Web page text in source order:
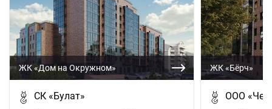
ЖК «Дом на Окружном»
СК «Булат»
ЖК «Бёрч»
ООО